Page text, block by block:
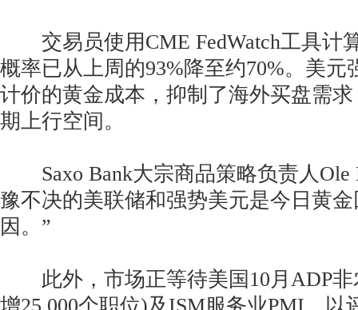
交易员使用CME FedWatch工具计
概率已从上周的93%降至约70%。美元
计价的黄金成本，抑制了海外买盘需
期上行空间。
Saxo Bank大宗商品策略负责人Ole
豫不决的美联储和强势美元是今日黄
因。”
此外，市场正等待美国10月ADP非